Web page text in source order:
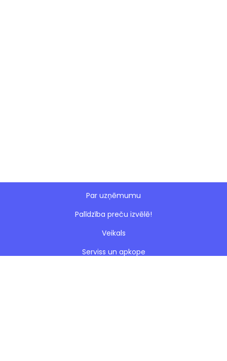
Par uzņēmumu
Palīdzība preču izvēlē!
Veikals
Serviss un apkope